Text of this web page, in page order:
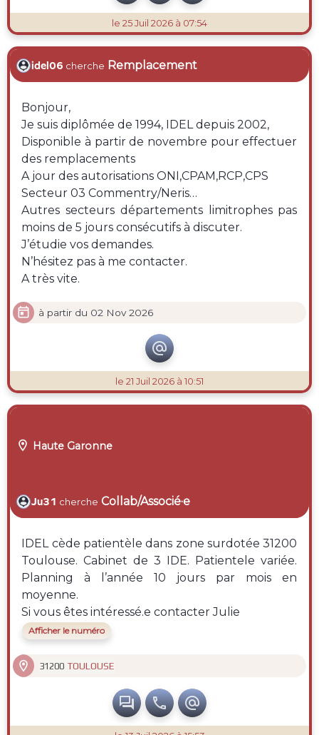
le 25 Juil 2026 à 07:54
idel06 cherche Remplacement
Bonjour,
Je suis diplômée de 1994, IDEL depuis 2002,
Disponible à partir de novembre pour effectuer
des remplacements
A jour des autorisations ONI,CPAM,RCP,CPS
Secteur 03 Commentry/Neris…
Autres secteurs départements limitrophes pas
moins de 5 jours consécutifs à discuter.
J’étudie vos demandes.
N’hésitez pas à me contacter.
A très vite.
 à partir du 02 Nov 2026

le 21 Juil 2026 à 10:51
 Haute Garonne
Ju31 cherche Collab/Associé·e
IDEL cède patientèle dans zone surdotée 31200
Toulouse. Cabinet de 3 IDE. Patientele variée.
Planning à l’année 10 jours par mois en
moyenne.
Si vous êtes intéressé.e contacter Julie
Afficher le numéro
 31200 TOULOUSE
  